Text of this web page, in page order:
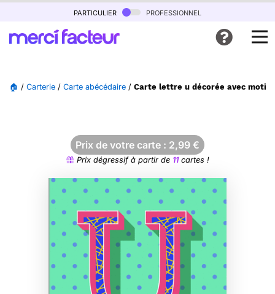
particulier professionnel
🏠 / Carterie / Carte abécédaire / Carte lettre u décorée avec
Prix de votre carte : 2,99 €
Prix dégressif à partir de 11cartes !